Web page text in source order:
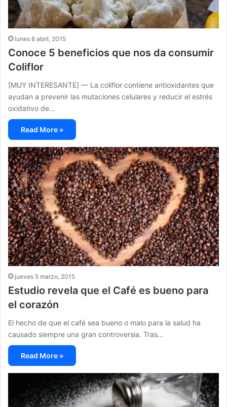
lunes 6 abril, 2015
Conoce 5 beneficios que nos da consumir
Coliflor
[MUY INTERESANTE] — La coliflor contiene antioxidantes que
ayudan a prevenir las mutaciones celulares y reducir el estrés
oxidativo de…
Read More »
jueves 5 marzo, 2015
Estudio revela que el Café es bueno para
el corazón
El hecho de que el café sea bueno o malo para la salud ha
causado siempre una gran controversia. Tras…
Read More »